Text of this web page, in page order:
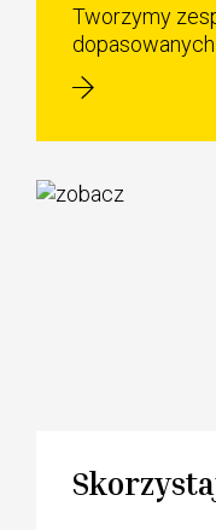
Tworzymy